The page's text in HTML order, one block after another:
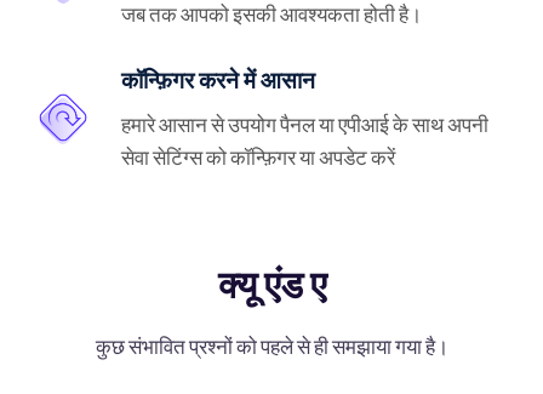
जब तक आपको इसकी आवश्यकता होती है।
कॉन्फ़िगर करने में आसान
हमारे आसान से उपयोग पैनल या एपीआई के साथ अपनी
सेवा सेटिंग्स को कॉन्फ़िगर या अपडेट करें
क्यू एंड ए
कुछ संभावित प्रश्नों को पहले से ही समझाया गया है।